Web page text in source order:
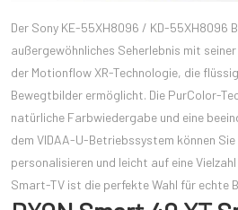
Der Sony KE-55XH8096 / KD-55XH8096
außergewöhnliches Seherlebnis mit
der Motionflow XR-Technologie, die
Bewegtbilder ermöglicht. Die PurColor-
natürliche Farbwiedergabe und eine
dem VIDAA-U-Betriebssystem können
personalisieren und leicht auf eine
Smart-TV ist die perfekte Wahl für echte